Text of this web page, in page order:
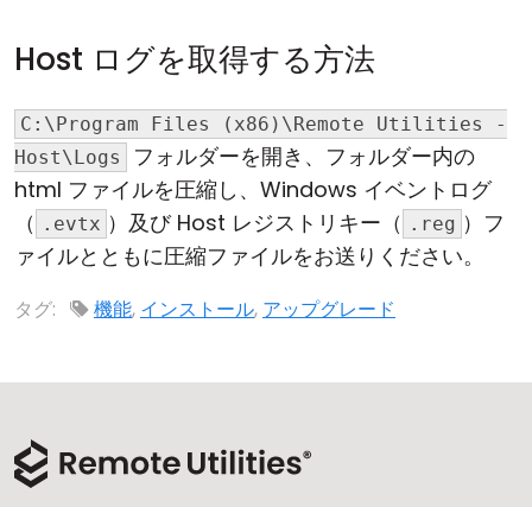
Host ログを取得する方法
C:\Program Files (x86)\Remote Utilities -
Host\Logs
フォルダーを開き、フォルダー内の
html ファイルを圧縮し、Windows イベントログ
（ .evtx ）及び Host レジストリキー（ .reg ）フ
ァイルとともに圧縮ファイルをお送りください。
タグ: 機能, インストール, アップグレード